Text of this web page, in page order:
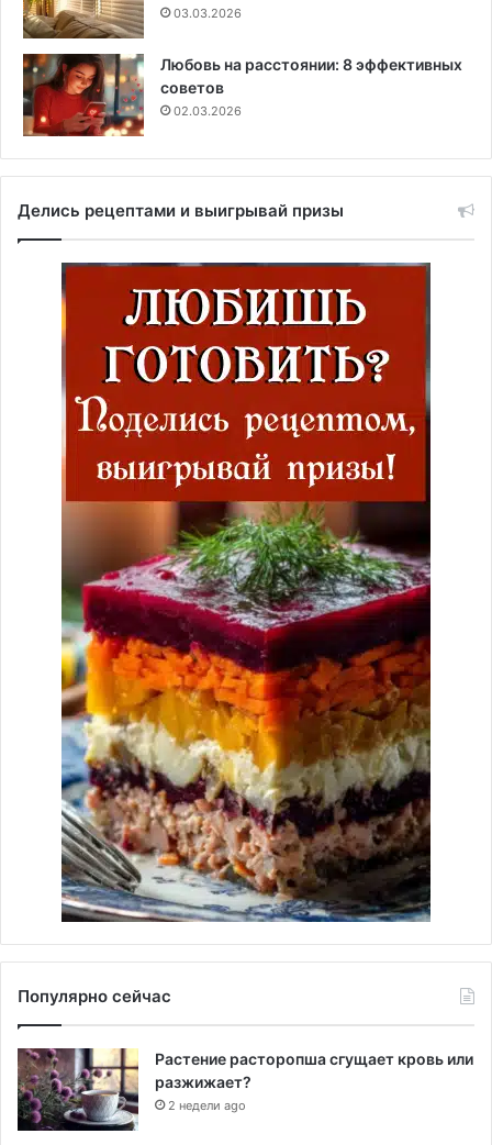
03.03.2026
Любовь на расстоянии: 8 эффективных
советов
02.03.2026
Делись рецептами и выигрывай призы
Популярно сейчас
Растение расторопша сгущает кровь или
разжижает?
2 недели ago